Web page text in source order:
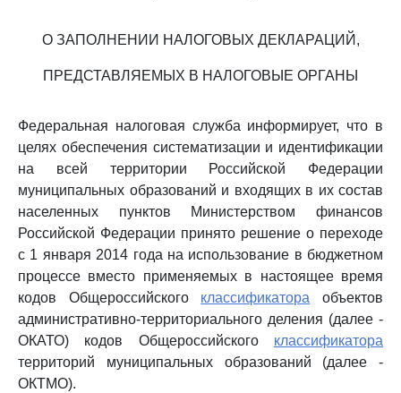
О ЗАПОЛНЕНИИ НАЛОГОВЫХ ДЕКЛАРАЦИЙ,
ПРЕДСТАВЛЯЕМЫХ В НАЛОГОВЫЕ ОРГАНЫ
Федеральная налоговая служба информирует, что в
целях обеспечения систематизации и идентификации
на всей территории Российской Федерации
муниципальных образований и входящих в их состав
населенных пунктов Министерством финансов
Российской Федерации принято решение о переходе
с 1 января 2014 года на использование в бюджетном
процессе вместо применяемых в настоящее время
кодов Общероссийского классификатора объектов
административно-территориального деления (далее -
ОКАТО) кодов Общероссийского классификатора
территорий муниципальных образований (далее -
ОКТМО).